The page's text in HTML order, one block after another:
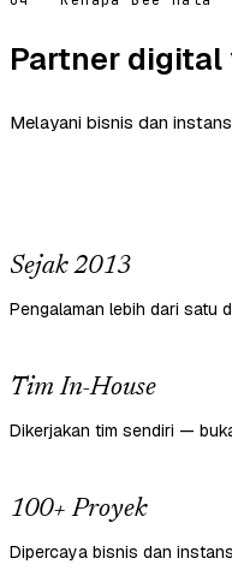
Partner
Melayani bisnis dan
Sejak 2013
Pengalaman lebih dari satu
Tim In-House
Dikerjakan tim sendiri —
100+ Proyek
Dipercaya bisnis dan